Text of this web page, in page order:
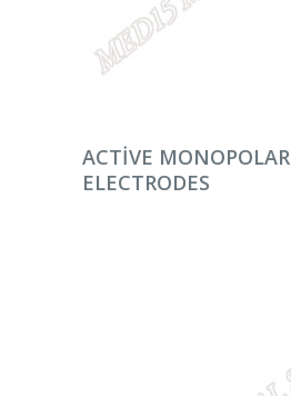
DEVAMINI OKU
ACTIVE MONOPOLAR
ELECTRODES